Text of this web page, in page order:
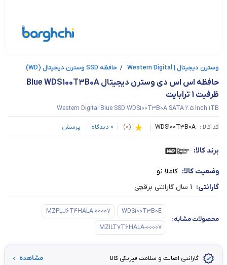
وسترن دیجیتال | Western Digital / حافظه SSD وسترن دیجیتال (WD)
ظرفیت 1 ترابایت
Western Digital Blue SSD WDS100T3B0A SATA 2.5 Inch 1TB
کد کالا : WDS100T3B0A
(
0
)
0 دیدگاه پرسش
برند کالا:
وضعیت کالا: کاملا نو
گارانتی: 1 سال گارانتی برقچی
محصولات مشابه:
WDS100T3B0E
MZPLJ6T4HALA-00007
MZILT7T6HALA-00007
گارانتی اصالت و سلامت فیزیکی کالا مشاهده